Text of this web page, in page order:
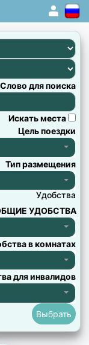
1
Слово для поиска
Искать места
Цель поездки
Тип размещения
Удобства
УДОБСТВА
в комнатах
для инвалидов